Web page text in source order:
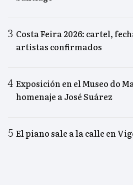
Costa Feira 2026: cartel,
artistas confirmados
Exposición en el Museo do
homenaje a José Suárez
El piano sale a la calle en